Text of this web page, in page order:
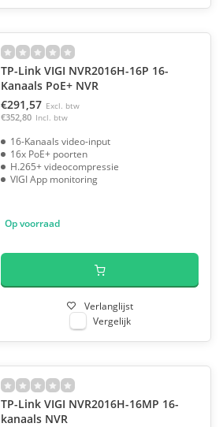
TP-Link VIGI NVR2016H-16P 16-
Kanaals PoE+ NVR
€291,57 Excl. btw
€352,80 Incl. btw
16-Kanaals video-input
16x PoE+ poorten
H.265+ videocompressie
VIGI App monitoring
Op voorraad
Verlanglijst
Vergelijk
TP-Link VIGI NVR2016H-16MP 16-
kanaals NVR